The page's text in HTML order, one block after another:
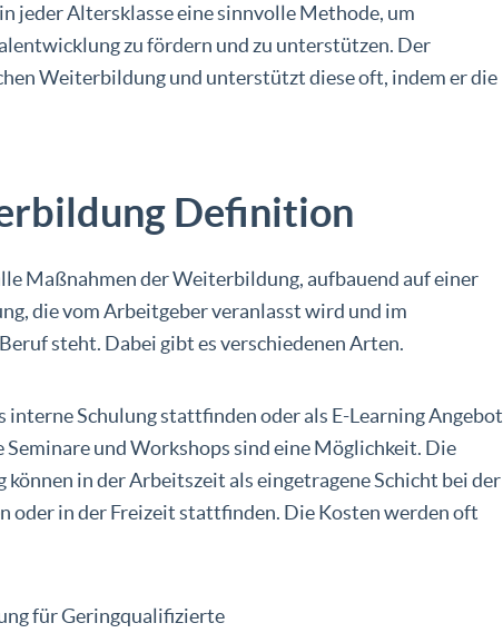
jeder Altersklasse eine sinnvolle Methode, um
zu fördern und zu unterstützen. Der
Weiterbildung und unterstützt diese oft, indem er die
Definition
Maßnahmen der Weiterbildung, aufbauend auf einer
die vom Arbeitgeber veranlasst wird und im
steht. Dabei gibt es verschiedenen Arten.
Schulung stattfinden oder als E-Learning Angebot
und Workshops sind eine Möglichkeit. Die
in der Arbeitszeit als eingetragene Schicht bei der
oder in der Freizeit stattfinden. Die Kosten werden oft
für Geringqualifizierte